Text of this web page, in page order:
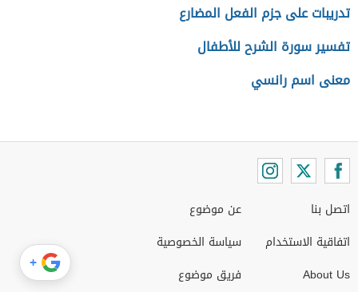
تدريبات على جزم الفعل المضارع
تفسير سورة الشرح للأطفال
معنى اسم رانسي
اتصل بنا
اتفاقية الاستخدام
About Us
عن موضوع
سياسة الخصوصية
فريق موضوع
+